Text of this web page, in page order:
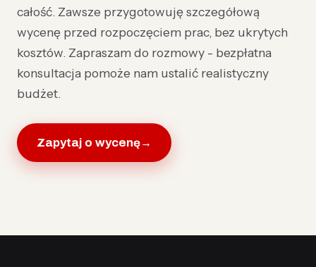
całość. Zawsze przygotowuję szczegółową
wycenę przed rozpoczęciem prac, bez ukrytych
kosztów. Zapraszam do rozmowy - bezpłatna
konsultacja pomoże nam ustalić realistyczny
budżet.
Zapytaj o wycenę→